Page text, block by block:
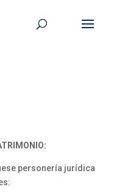
personería jurídica